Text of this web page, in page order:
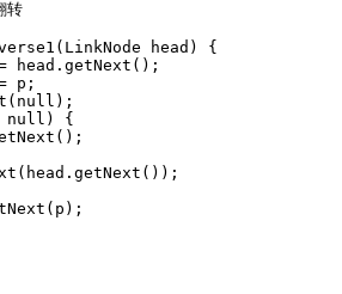
转
head) {
head.getNext();
p;
null) {